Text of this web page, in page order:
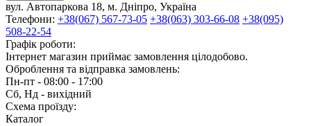
вул. Автопаркова 18, м. Дніпро, Україна
Телефони: +38(067) 567-73-05 +38(063) 303-66-08 +38(095)
508-22-54
Графік роботи:
Інтернет магазин приймає замовлення цілодобово.
Оброблення та відправка замовлень:
Пн-пт - 08:00 - 17:00
Сб, Нд - вихідний
Схема проїзду:
Каталог